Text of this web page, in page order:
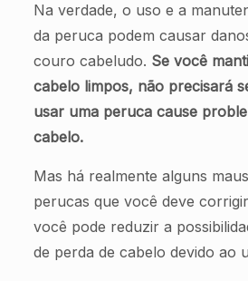
Na verdade, o uso e a
da peruca podem causar
couro cabeludo. Se você
cabelo limpos, não precisará
usar uma peruca cause
cabelo.
Mas há realmente alguns
perucas que você deve
você pode reduzir a
de perda de cabelo devido ao